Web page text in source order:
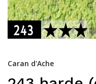
Caran d'Ache